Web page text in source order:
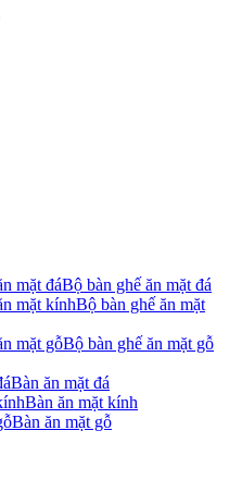
Bộ bàn ghế ăn mặt đá
Bộ bàn ghế ăn mặt
Bộ bàn ghế ăn mặt gỗ
Bàn ăn mặt đá
Bàn ăn mặt kính
Bàn ăn mặt gỗ